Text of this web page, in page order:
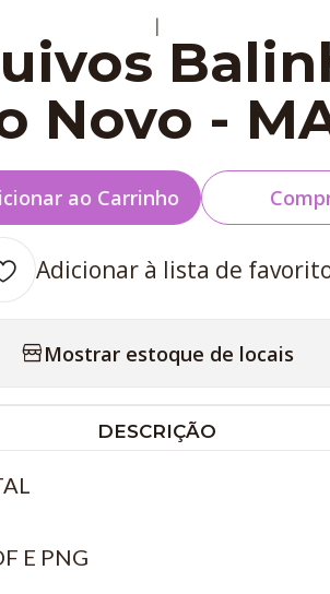
|
Novo -
ao Carrinho
Adicionar à lista de
Mostrar estoque de locais
DESCRIÇÃO
E PNG